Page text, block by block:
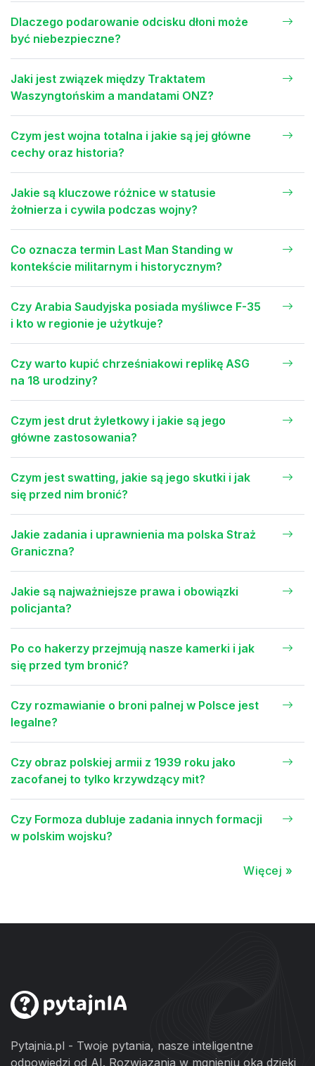
Dlaczego podarowanie odcisku dłoni może
być niebezpieczne?
Jaki jest związek między Traktatem
Waszyngtońskim a mandatami ONZ?
Czym jest wojna totalna i jakie są jej główne
cechy oraz historia?
Jakie są kluczowe różnice w statusie
żołnierza i cywila podczas wojny?
Co oznacza termin Last Man Standing w
kontekście militarnym i historycznym?
Czy Arabia Saudyjska posiada myśliwce F-35
i kto w regionie je użytkuje?
Czy warto kupić chrześniakowi replikę ASG
na 18 urodziny?
Czym jest drut żyletkowy i jakie są jego
główne zastosowania?
Czym jest swatting, jakie są jego skutki i jak
się przed nim bronić?
Jakie zadania i uprawnienia ma polska Straż
Graniczna?
Jakie są najważniejsze prawa i obowiązki
policjanta?
Po co hakerzy przejmują nasze kamerki i jak
się przed tym bronić?
Czy rozmawianie o broni palnej w Polsce jest
legalne?
Czy obraz polskiej armii z 1939 roku jako
zacofanej to tylko krzywdzący mit?
Czy Formoza dubluje zadania innych formacji
w polskim wojsku?
Więcej »
Pytajnia.pl - Twoje pytania, nasze inteligentne
odpowiedzi od AI. Rozwiązania w mgnieniu oka dzięki